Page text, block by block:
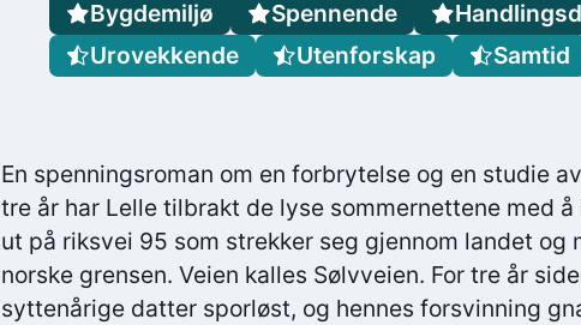
En spenningsroman om en forbrytelse og en studie
tre år har Lelle tilbrakt de lyse sommernettene med
ut på riksvei 95 som strekker seg gjennom landet og
norske grensen. Veien kalles Sølvveien. For tre år
syttenårige datter sporløst, og hennes forsvinning
Bygdemiljø Spennende
Urovekkende
Utenforskap Samtid